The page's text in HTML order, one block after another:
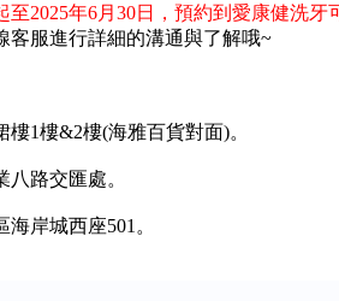
至2025年6月30日，預約到愛康健洗
客服進行詳細的溝通與了解哦~
1樓&2樓(海雅百貨對面)。
路交匯處。
岸城西座501。